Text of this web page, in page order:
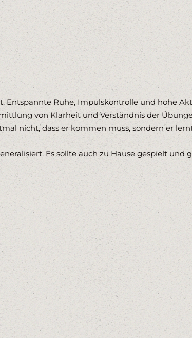
Entspannte Ruhe, Impulskontrolle und hohe
von Klarheit und Verständnis der
nicht, dass er kommen muss, sondern er
Es sollte auch zu Hause gespielt und